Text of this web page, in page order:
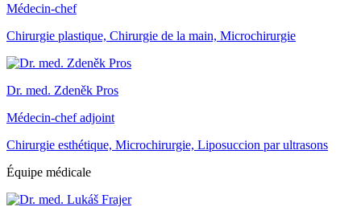
Médecin-chef
Chirurgie plastique, Chirurgie de la main, Microchirurgie
Dr. med. Zdeněk Pros
Médecin-chef adjoint
Chirurgie esthétique, Microchirurgie, Liposuccion par ultrasons
Équipe médicale